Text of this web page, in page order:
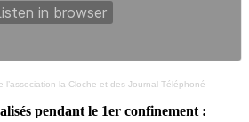
l’association la Cloche et des Journal Téléphoné
pendant le 1er confinement :